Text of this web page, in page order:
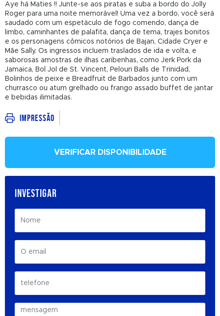
Aye há Maties !! Junte-se aos piratas e suba a bordo do Jolly
Roger para uma noite memorável! Uma vez a bordo, você será
saudado com um espetáculo de fogo comendo, dança de
limbo, caminhantes de palafita, dança de tema, trajes bonitos
e os personagens cômicos notórios de Bajan, Cidade Cryer e
Mãe Sally. Os ingressos incluem traslados de ida e volta, e
saborosas amostras de ilhas caribenhas, como Jerk Pork da
Jamaica, Bol Jol de St. Vincent, Pelouri Balls de Trinidad,
Bolinhos de peixe e Breadfruit de Barbados junto com um
churrasco ou atum grelhado ou frango assado buffet de jantar
e bebidas ilimitadas.
Impressão
VERIFICAR DISPONIBILIDADE
INVESTIGAR